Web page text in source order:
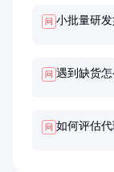
问 小批量研
问 遇到缺货怎
问 如何评估